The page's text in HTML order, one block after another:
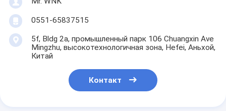
0551-65837515
5f, Bldg 2a, промышленный парк 106 Chuangxin Ave
Mingzhu, высокотехнологичная зона, Hefei, Аньхой,
Китай
Контакт